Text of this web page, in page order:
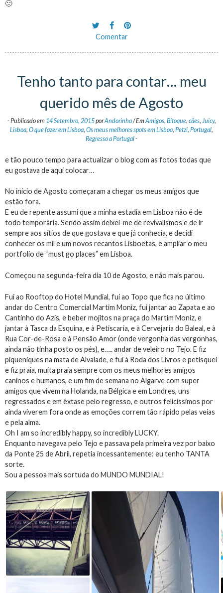
🙂
Comentar
Tenho tanto para contar… meu
querido mês de Agosto
-Publicado em 14 Setembro, 2015porAndorinha/EmAmigos, Bitoque, cães, Juicy,
Lisboa, O que fazer em Lisboa, Os meus melhores spots em Lisboa, Petzi, Portugal,
Regresso a Portugal-
e tão pouco tempo para actualizar o blog com as fotos todas que
eu gostava de aqui colocar…
No início de Agosto começaram a chegar os meus amigos que
estão fora.
E eu de repente assumi que a minha estadia em Lisboa não é de
todo temporária. Sendo assim deixei-me de revivalismos e de ir
sempre aos sítios de que gostava e que já conhecia, e decidi
conhecer os mil e um novos recantos Lisboetas, e ampliar o meu
portfolio de “must go places” em Lisboa.
Começou na segunda-feira dia 10 de Agosto, e não mais parou.
Fui ao Rooftop do Hotel Mundial, fui ao Topo que fica no último
andar do Centro Comercial Martim Moniz, fui jantar ao Zapata e ao
Cantinho do Azis, e beber mojitos na praça do Martim Moniz, e
jantar à Tasca da Esquina, e à Petiscaria, e à Cervejaria do Baleal, e à
Rua Cor-de-Rosa e à Pensão Amor (onde vergonha das vergonhas,
ainda não tinha posto os pés), e….. andar de veleiro no Tejo. E fiz
piqueniques na mata de Alvalade, e fui à Roda dos Livros e petisquei
e fiz praia, muita praia sempre com os meus melhores amigos
caninos e humanos, e um fim de semana no Algarve com super
amigos que vivem na Holanda, na Bélgica e em Londres, uns
regressados e em êxtase pelo regresso, e outros felicíssimos por
ainda viverem fora onde as emoções correm tão rápido pelas veias
e pela alma.
Oh I am so incredibly happy, so incredibly LUCKY.
Enquanto navegava pelo Tejo e passava pela primeira vez por baixo
da Ponte 25 de Abril, repetia incessantemente: eu tenho TANTA
sorte.
Sou a pessoa mais sortuda do MUNDO MUNDIAL!